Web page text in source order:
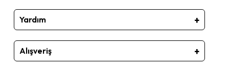
Yardım
Alışveriş